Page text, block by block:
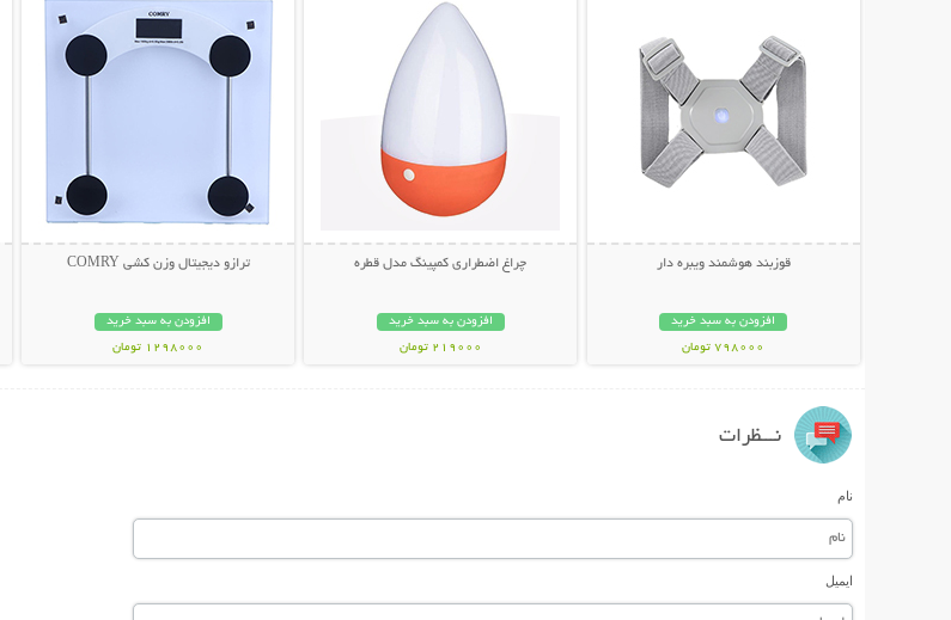
قوزبند هوشمند ویبره دار
افزودن به سبد خرید
798000 تومان
چراغ اضطراری کمپینگ مدل قطره
افزودن به سبد خرید
219000 تومان
ترازو دیجیتال وزن کشی COMRY
افزودن به سبد خرید
1298000 تومان
نـــظرات
نام
ایمیل